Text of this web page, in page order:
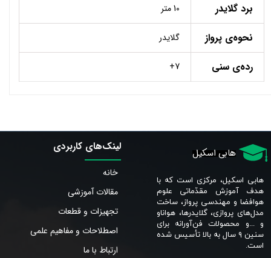
برد گلایدر 10 متر
نحوه‌ی پرواز گلایدر
رده‌ی سنی 7+
هابی اسکیل
هابی اسکیل، مرکزی است که با
هدف آموزش مقدّماتی علوم
هوافضا و مهندسی پرواز، ساخت
مدل‌های پروازی، گلایدرها، هواناو
و ...و محصولات فن‌آورانه برای
سنین ٩ سال به بالا تأسیس شده
است.​​​​​​​
لینک‌های کاربردی
خانه
مقالات آموزشی
تجهیزات و قطعات
اصطلاحات و مفاهیم علمی
ارتباط با ما